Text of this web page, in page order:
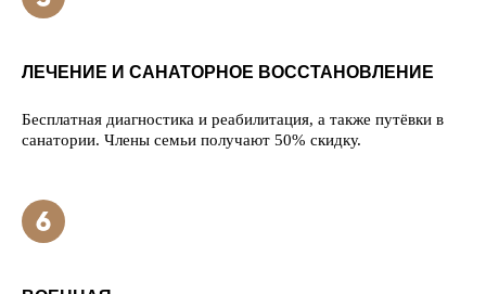
ЛЕЧЕНИЕ И САНАТОРНОЕ ВОССТАНОВЛЕНИЕ
Бесплатная диагностика и реабилитация, а также путёвки в
санатории. Члены семьи получают 50% скидку.